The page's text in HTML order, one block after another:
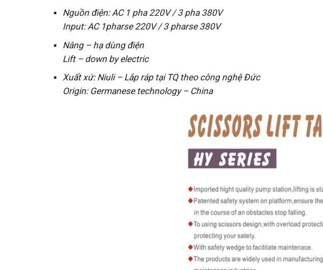
Nguồn điện: AC 1 pha 220V / 3 pha 380V
Input: AC 1pharse 220V / 3 pharse 380V
Nâng – hạ dùng điện
Lift – down by electric
Xuất xứ: Niuli – Lắp ráp tại TQ theo công nghệ Đức
Origin: Germanese technology – China